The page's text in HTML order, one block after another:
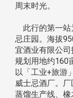
周末时光。
此行的第一站
忌庄园。海拔
宜酒业有限公
规划用地约160
以「工业+旅游
威士忌酒厂。
蒸馏生产线、